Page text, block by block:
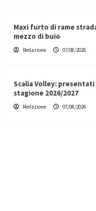
Maxi furto di rame
mezzo di buio
Redazione 07/08/2026
Scalia Volley:
stagione 2026/2027
Redazione 07/08/2026